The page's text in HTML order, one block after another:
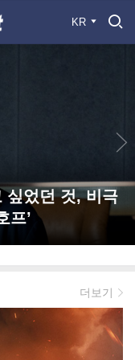
KR
싶었던 것, 비극
프’
더보기